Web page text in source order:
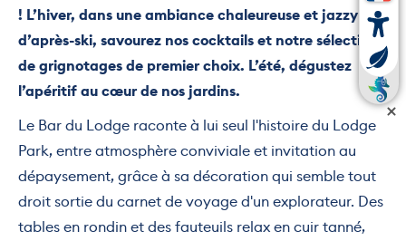
! L’hiver, dans une ambiance chaleureuse et jazzy
d’après-ski, savourez nos cocktails et notre sélection
de grignotages de premier choix. L’été, dégustez
l’apéritif au cœur de nos jardins.
Le Bar du Lodge raconte à lui seul l'histoire du Lodge
Park, entre atmosphère conviviale et invitation au
dépaysement, grâce à sa décoration qui semble tout
droit sortie du carnet de voyage d'un explorateur. Des
tables en rondin et des fauteuils relax en cuir tanné,